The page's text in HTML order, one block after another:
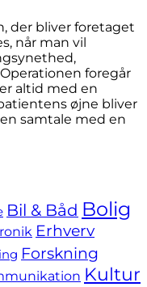
der bliver foretaget
når man vil
foregår
altid med en
øjne bliver
samtale med en
Bil & Båd Bolig
Erhverv
Forskning
Kultur